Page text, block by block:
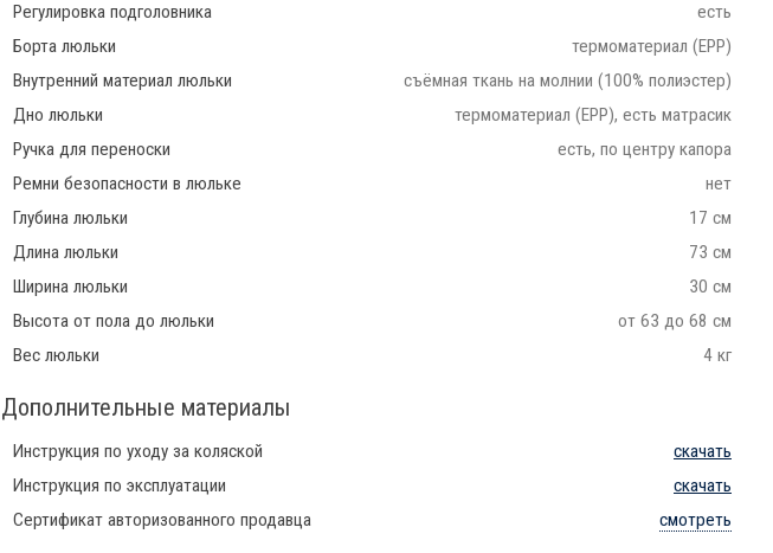
Регулировка подголовника
есть
Борта люльки
термоматериал (EPP)
Внутренний материал люльки
съёмная ткань на молнии (100% полиэстер)
Дно люльки
термоматериал (EPP), есть матрасик
Ручка для переноски
есть, по центру капора
Ремни безопасности в люльке
нет
Глубина люльки
17 см
Длина люльки
73 см
Ширина люльки
30 см
Высота от пола до люльки
от 63 до 68 см
Вес люльки
4 кг
Дополнительные материалы
Инструкция по уходу за коляской
скачать
Инструкция по эксплуатации
скачать
Сертификат авторизованного продавца
смотреть